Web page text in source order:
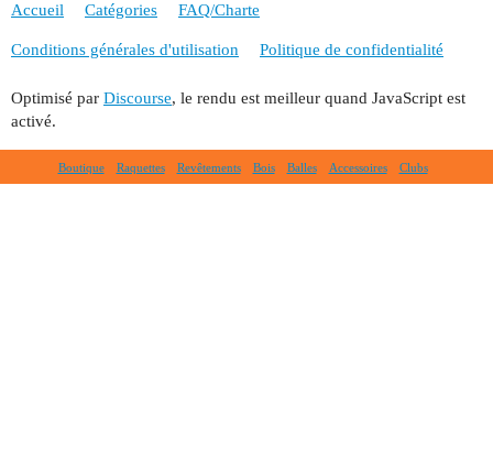
Accueil Catégories FAQ/Charte
Conditions générales d'utilisation Politique de confidentialité
Optimisé par Discourse, le rendu est meilleur quand JavaScript est
activé.
Boutique Raquettes Revêtements Bois Balles Accessoires Clubs